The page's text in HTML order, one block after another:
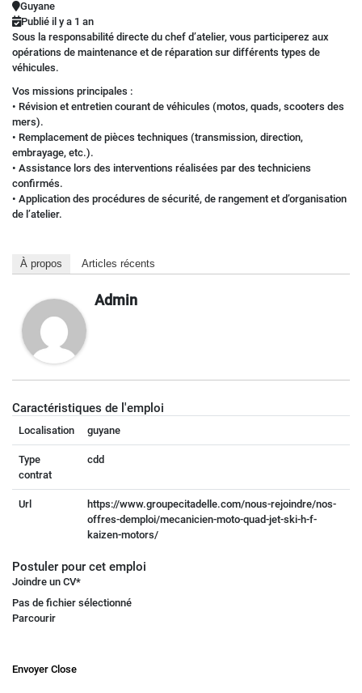
Guyane
Publié il y a 1 an
Sous la responsabilité directe du chef d’atelier, vous participerez aux
opérations de maintenance et de réparation sur différents types de
véhicules.
Vos missions principales :
• Révision et entretien courant de véhicules (motos, quads, scooters des
mers).
• Remplacement de pièces techniques (transmission, direction,
embrayage, etc.).
• Assistance lors des interventions réalisées par des techniciens
confirmés.
• Application des procédures de sécurité, de rangement et d’organisation
de l’atelier.
À propos Articles récents
Admin
Caractéristiques de l'emploi
Localisation guyane
Type
contrat
cdd
Url
https://www.groupecitadelle.com/nous-rejoindre/nos-
offres-demploi/mecanicien-moto-quad-jet-ski-h-f-
kaizen-motors/
Postuler pour cet emploi
Joindre un CV*
Pas de fichier sélectionné
Parcourir
Envoyer Close